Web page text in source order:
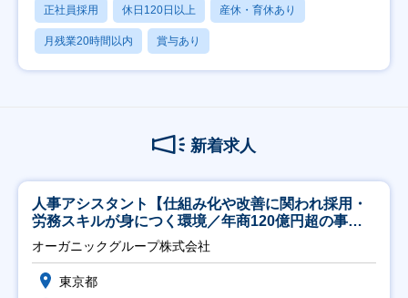
正社員採用 休日120日以上 産休・育休あり
月残業20時間以内 賞与あり
新着求人
人事アシスタント【仕組み化や改善に関われ採用・
労務スキルが身につく環境／年商120億円超の事業
会社】
オーガニックグループ株式会社
東京都